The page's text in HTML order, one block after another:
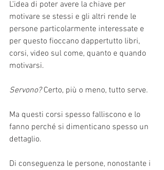
L'idea di poter avere la chiave per
motivare se stessi e gli altri rende le
persone particolarmente interessate e
per questo fioccano dappertutto libri,
corsi, video sul come, quanto e quando
motivarsi.
Servono? Certo, più o meno, tutto serve.
Ma questi corsi spesso falliscono e lo
fanno perché si dimenticano spesso un
dettaglio.
Di conseguenza le persone, nonostante i